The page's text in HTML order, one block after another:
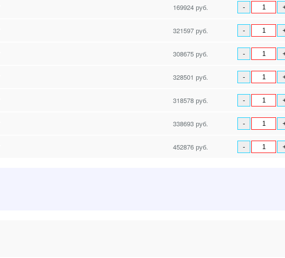
169924 руб. -
321597 руб. -
308675 руб. -
328501 руб. -
318578 руб. -
338693 руб. -
452876 руб. -